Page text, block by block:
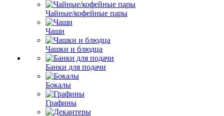
Чайные/кофейные пары
Чаши
Чашки и блюдца
Банки для подачи
Бокалы
Графины